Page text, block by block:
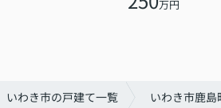
万円
いわき市の戸建て一覧 いわき市鹿